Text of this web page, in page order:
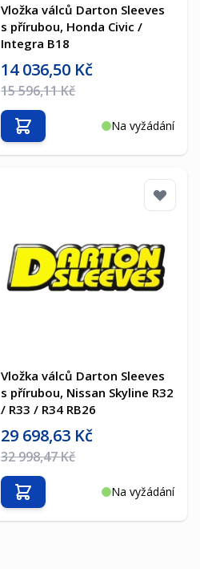
Vložka válců Darton Sleeves
s přírubou, Honda Civic /
Integra B18
Akční cena
14 036,50 Kč
Běžná cena
15 596,11 Kč
Na vyžádání
Přidat do košíku
Vložka válců Darton Sleeves
s přírubou, Nissan Skyline R32
/ R33 / R34 RB26
Akční cena
29 698,63 Kč
Běžná cena
32 998,47 Kč
Na vyžádání
Přidat do košíku